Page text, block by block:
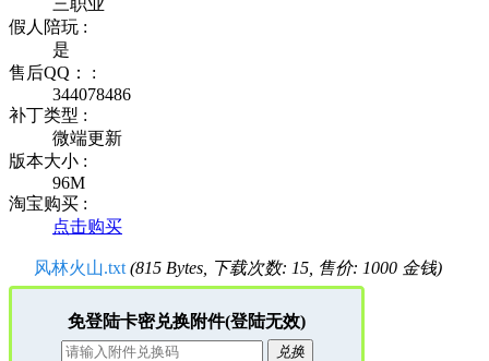
假人陪玩 :
是
售后QQ： :
344078486
补丁类型 :
微端更新
版本大小 :
96M
淘宝购买 :
点击购买
风林火山.txt (815 Bytes, 下载次数: 15, 售价: 1000 金钱)
免登陆卡密兑换附件(登陆无效)
兑换